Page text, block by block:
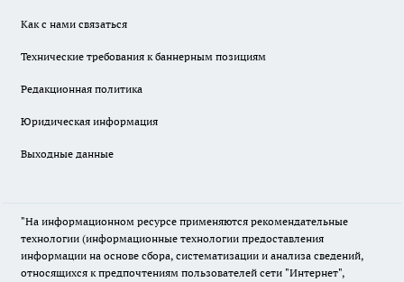
Как с нами связаться
Технические требования к баннерным позициям
Редакционная политика
Юридическая информация
Выходные данные
"На информационном ресурсе применяются рекомендательные
технологии (информационные технологии предоставления
информации на основе сбора, систематизации и анализа сведений,
относящихся к предпочтениям пользователей сети "Интернет",